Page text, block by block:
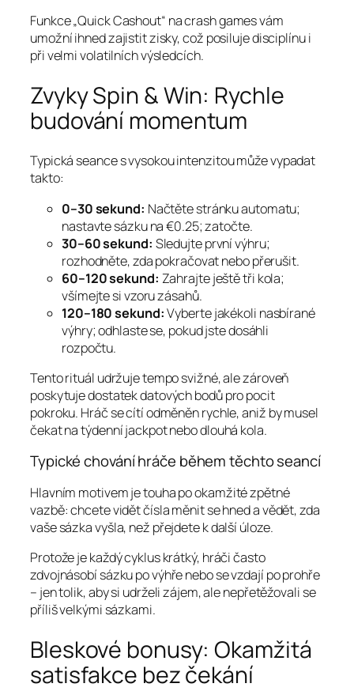
Funkce „Quick Cashout“ na crash games vám
umožní ihned zajistit zisky, což posiluje disciplínu i
při velmi volatilních výsledcích.
Zvyky Spin & Win: Rychle
budování momentum
Typická seance s vysokou intenzitou může vypadat
takto:
0–30 sekund: Načtěte stránku automatu;
nastavte sázku na €0.25; zatočte.
30–60 sekund: Sledujte první výhru;
rozhodněte, zda pokračovat nebo přerušit.
60–120 sekund: Zahrajte ještě tři kola;
všímejte si vzoru zásahů.
120–180 sekund:Vyberte jakékoli nasbírané
výhry; odhlaste se, pokud jste dosáhli
rozpočtu.
Tento rituál udržuje tempo svižné, ale zároveň
poskytuje dostatek datových bodů pro pocit
pokroku. Hráč se cítí odměněn rychle, aniž by musel
čekat na týdenní jackpot nebo dlouhá kola.
Typické chování hráče během těchto seancí
Hlavním motivem je touha po okamžité zpětné
vazbě: chcete vidět čísla měnit se hned a vědět, zda
vaše sázka vyšla, než přejdete k další úloze.
Protože je každý cyklus krátký, hráči často
zdvojnásobí sázku po výhře nebo se vzdají po prohře
– jen tolik, aby si udrželi zájem, ale nepřetěžovali se
příliš velkými sázkami.
Bleskové bonusy: Okamžitá
satisfakce bez čekání